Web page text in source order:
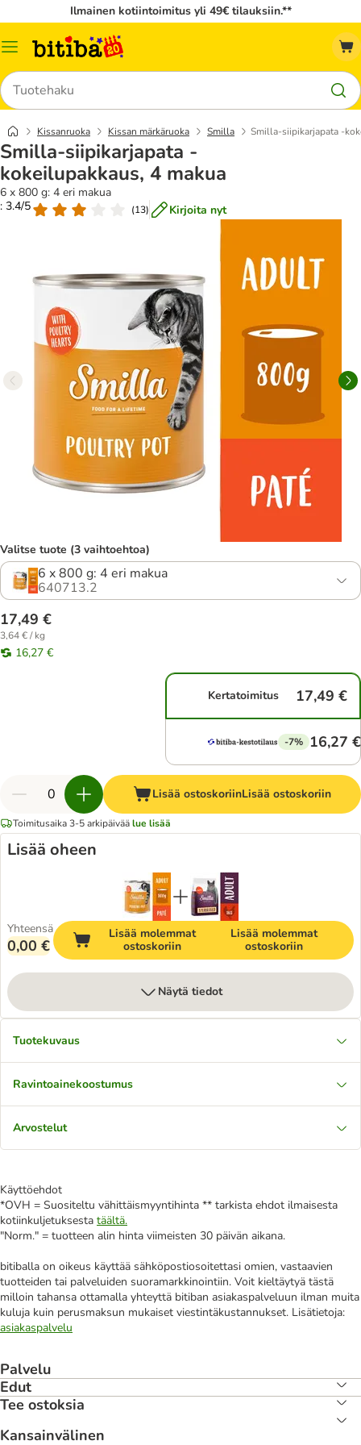
Ilmainen kotiintoimitus yli 49€ tilauksiin.**
Katalogivalikko
Hae
Kissanruoka Kissan märkäruoka Smilla Smilla-siipikarjapata -
Smilla-siipikarjapata -
kokeilupakkaus, 4 makua
6 x 800 g: 4 eri makua
: 3.4/5
(13) Kirjoita nyt
Valitse tuote (3 vaihtoehtoa)
6 x 800 g: 4 eri makua
640713.2
17,49 €
3,64 € / kg
16,27 €
Kertatoimitus 17,49 €
-7% 16,27 €
Lisää ostoskoriinLisää ostoskoriin
Toimitusaika 3-5 arkipäiväälue lisää
Lisää oheen
Yhteensä
0,00 €
Lisää molemmat
ostoskoriin
Lisää molemmat
ostoskoriin
Näytä tiedot
Tuotekuvaus
Ravintoainekoostumus
Arvostelut
Käyttöehdot
*OVH = Suositeltu vähittäismyyntihinta ** tarkista ehdot ilmaisesta
kotiinkuljetuksesta täältä.
"Norm." = tuotteen alin hinta viimeisten 30 päivän aikana.
bitiballa on oikeus käyttää sähköpostiosoitettasi omien, vastaavien
tuotteiden tai palveluiden suoramarkkinointiin. Voit kieltäytyä tästä
milloin tahansa ottamalla yhteyttä bitiban asiakaspalveluun ilman muita
kuluja kuin perusmaksun mukaiset viestintäkustannukset. Lisätietoja:
asiakaspalvelu
Palvelu
Edut
Tee ostoksia
Kansainvälinen